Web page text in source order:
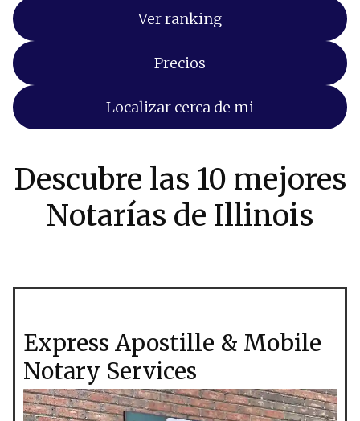
Ver ranking
Precios
Localizar cerca de mi
Descubre las 10 mejores
Notarías de Illinois
Express Apostille & Mobile
Notary Services